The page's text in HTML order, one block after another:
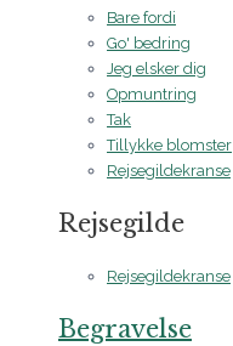
Bare fordi
Go' bedring
Jeg elsker dig
Opmuntring
Tak
Tillykke blomster
Rejsegildekranse
Rejsegilde
Rejsegildekranse
Begravelse